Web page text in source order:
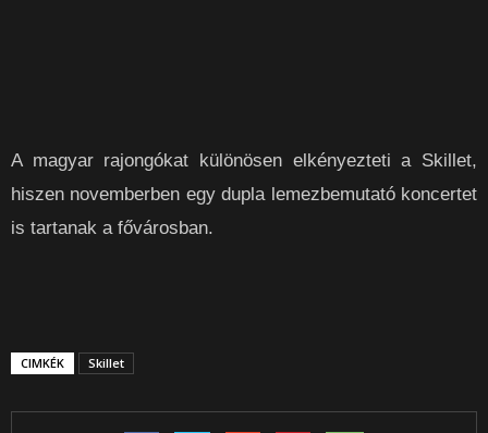
A magyar rajongókat különösen elkényezteti a Skillet,
hiszen novemberben egy dupla lemezbemutató koncertet
is tartanak a fővárosban.
CIMKÉK Skillet